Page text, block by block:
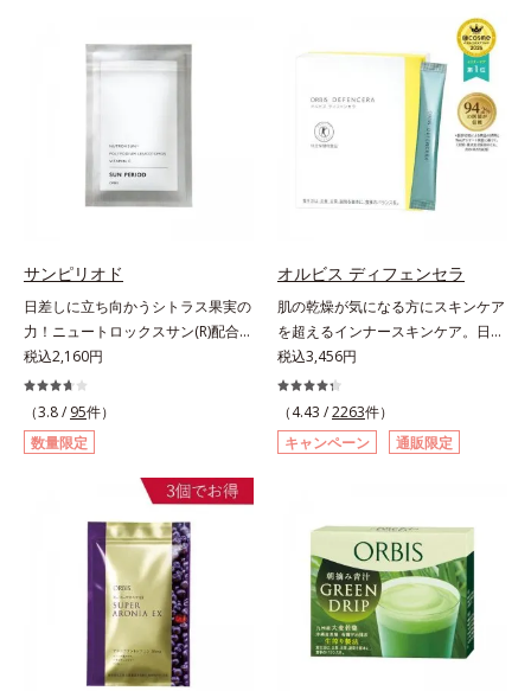
しい効果を持つビタミンCには、口
から摂取しても吸収されにくく、多
るべく、独自技術によるオルビスの
リポソームビタミンCは高吸収率。
カラダと同じ成分でできたリポソー
従来のビタミンCに比べて吸収率が
差で届けるタイムデリバー設計をプ
ラスすることで体内に長く留め、最
大限アプローチしていきます。甘酸
っぱいパイン風味が口の中に爽やか
に広がる顆粒タイプ。水なしでもサ
ッと摂れます。
素No.1 鉄分に葉酸をプラス、印象
づける晴れやかな表情を目指す「鉄
＆葉酸」、独自加工のビタミンCで
キレイと健康をサポートする「ビタ
ミンC＆ビタミンB2」、スムーズな
リズムづくりで快調を目指す「オリ
ゴ糖＆酵素」、いつだってイキイ
キ、あなたらしい表情をサポートす
る「ビタミンB群＆アミノ酸」、ス
クリアな1日のスタートに「ビタミ
ンA＆ルテイン」、紫外線を気にか
ける女性こそ不足しやすい栄養素を
チャージして、安定した美しさをサ
ポートする「カルシウム＆ビタミン
D」の全６種類。体の中からキレイ
の土台を整え、美しさの次の一歩を
引き出します。水なしでOK、持ち
感覚でおいしく楽しく続けられま
サンピリオド
日差しに立ち向かうシトラス果実の
力！ニュートロックスサン(R)配合の
インナーケア(*)。果実の力で日差し
に立ち向かうインナーケア(*)です。
強い紫外線が降り注ぐ南スペイン産
のシトラスとローズマリーから抽出
した話題の成分、「ニュートロック
スサン(R)」を配合。10年以上の研
究を重ねており、多くの国で実績の
ある夏のケア成分です。さらに夏の
ケアで有名なPLエキスと、欠かせな
い美容成分ビタミンCもプラス。独
自の製法でサポートします。飲むだ
けのケアなので、夏対策にありがち
な不快感やストレスは無し！ 時短
ケアにもなるため、忙しい方にもお
税込2,160円
（3.8 / 95件）
数量限定
オルビス ディフェンセラ
肌の乾燥が気になる方にスキンケア
を超えるインナースキンケア。日本
初(*1)“肌にもトクホ(*2)”！肌の乾燥
が気になる方に。高純度に精製した
米胚芽由来のグルコシルセラミドを
配合。「肌の水分を逃しにくくする
ため、肌の乾燥が気になる方に適し
アです。“飲むスキンケア”だから、
顔だけでなく、背中や足など、スキ
ンケア機能は全身にも。なかなか手
が回らない、ボディの乾燥対策にも
おすすめです。ゆずの爽やかな香り
とすっきりとした酸味が特徴の「ゆ
税込3,456円
（4.43 /2263件）
キャンペーン
通販限定